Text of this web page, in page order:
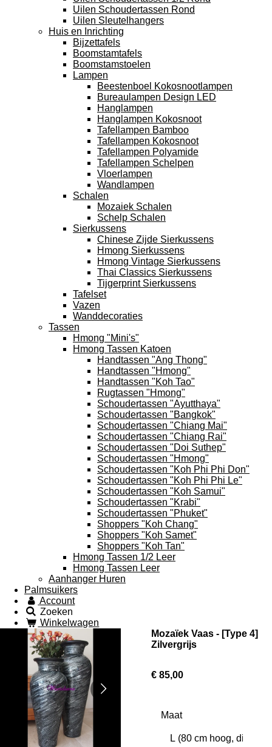
Uilen Schoudertassen Rond
Uilen Sleutelhangers
Huis en Inrichting
Bijzettafels
Boomstamtafels
Boomstamstoelen
Lampen
Beestenboel Kokosnootlampen
Bureaulampen Design LED
Hanglampen
Hanglampen Kokosnoot
Tafellampen Bamboo
Tafellampen Kokosnoot
Tafellampen Polyamide
Tafellampen Schelpen
Vloerlampen
Wandlampen
Schalen
Mozaiek Schalen
Schelp Schalen
Sierkussens
Chinese Zijde Sierkussens
Hmong Sierkussens
Hmong Vintage Sierkussens
Thai Classics Sierkussens
Tijgerprint Sierkussens
Tafelset
Vazen
Wanddecoraties
Tassen
Hmong "Mini's"
Hmong Tassen Katoen
Handtassen "Ang Thong"
Handtassen "Hmong"
Handtassen "Koh Tao"
Rugtassen "Hmong"
Schoudertassen "Ayutthaya"
Schoudertassen "Bangkok"
Schoudertassen "Chiang Mai"
Schoudertassen "Chiang Rai"
Schoudertassen "Doi Suthep"
Schoudertassen "Hmong"
Schoudertassen "Koh Phi Phi Don"
Schoudertassen "Koh Phi Phi Le"
Schoudertassen "Koh Samui"
Schoudertassen "Krabi"
Schoudertassen "Phuket"
Shoppers "Koh Chang"
Shoppers "Koh Samet"
Shoppers "Koh Tan"
Hmong Tassen 1/2 Leer
Hmong Tassen Leer
Aanhanger Huren
Palmsuikers
Account
Zoeken
Winkelwagen
Mozaïek Vaas - [Type 4]
Zilvergrijs
€ 85,00
Maat